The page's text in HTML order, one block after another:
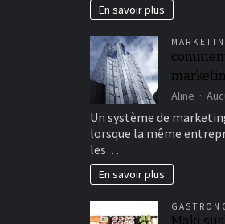
En savoir plus
Aline
Un système de
lorsque la même
les…
En savoir plus